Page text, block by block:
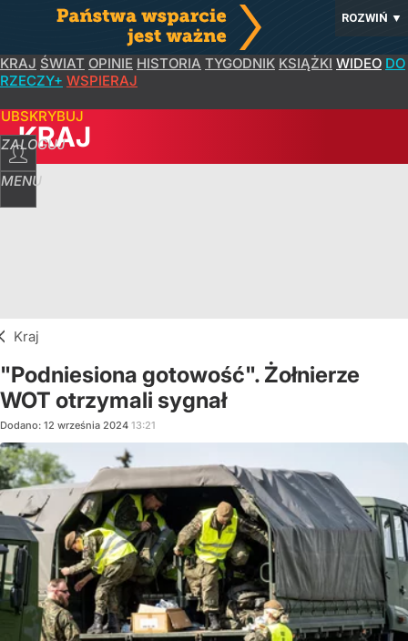
ROZWIŃ ▼
KRAJ ŚWIAT OPINIE HISTORIA TYGODNIK KSIĄŻKI WIDEO DO
RZECZY+ WSPIERAJ
ZALOGUJ
MENU
KRAJ
Kraj
"Podniesiona gotowość". Żołnierze
WOT otrzymali sygnał
Dodano: 12 września 2024 13:21